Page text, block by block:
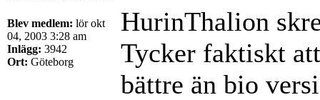
Blev medlem: lör okt
04, 2003 3:28 am
Inlägg: 3942
Ort: Göteborg
HurinThalion
Tycker faktiskt
bättre än bio